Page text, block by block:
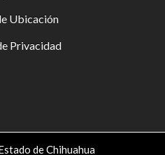
Ubicación
Privacidad
de Chihuahua